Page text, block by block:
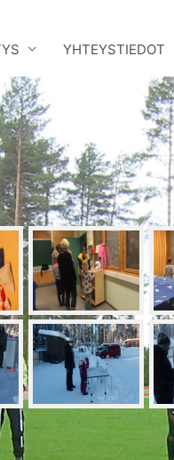
YHTEYSTIEDOT